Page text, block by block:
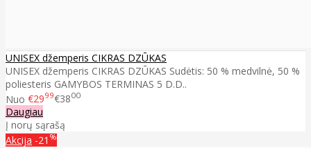
UNISEX džemperis CIKRAS DZŪKAS
UNISEX džemperis CIKRAS DZŪKAS Sudėtis: 50 % medvilnė, 50 %
poliesteris GAMYBOS TERMINAS 5 D.D..
Nuo €2999€3800
Daugiau
Į norų sąrašą
Akcija -21 %